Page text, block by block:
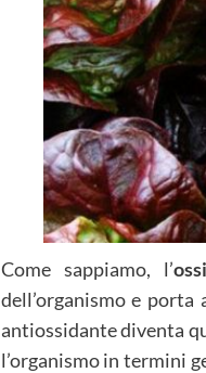
Come sappiamo, l’
dell’organismo e
antiossidante diventa
l’organismo in termini